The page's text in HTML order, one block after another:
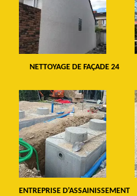
NETTOYAGE DE FAÇADE 24
ENTREPRISE D'ASSAINISSEMENT